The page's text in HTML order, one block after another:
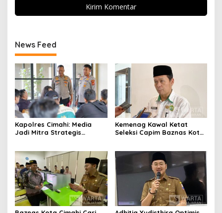
News Feed
Kapolres Cimahi: Media
Jadi Mitra Strategis
Kemenag Kawal Ketat
Seleksi Capim Baznas Kota
Berintegritas